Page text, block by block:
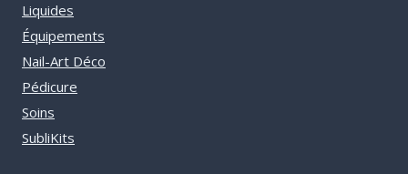
Liquides
Équipements
Nail-Art Déco
Pédicure
Soins
SubliKits